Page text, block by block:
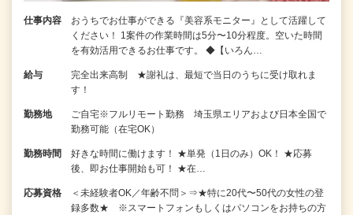
仕事内容
おうちでお仕事ができる『美容系モニター』として活躍して
ください！ 1案件の作業時間は5分〜10分程度。空いた時間
を有効活用できるお仕事です。 ◆【いろん…
給与
完全出来高制 ★謝礼は、最短で当日のうちに受け取れま
す！
勤務地
ご自宅※フルリモート勤務 埼玉県エリアおよび日本全国で
勤務可能（在宅OK）
勤務時間
好きな時間に働けます！ ★単発（1日のみ）OK！ ★応募
後、即お仕事開始も可！ ★在…
応募資格
＜未経験者OK／年齢不問＞⇒★特に20代〜50代の女性の登
録多数★ ※スマートフォンもしくはパソコンをお持ちの方